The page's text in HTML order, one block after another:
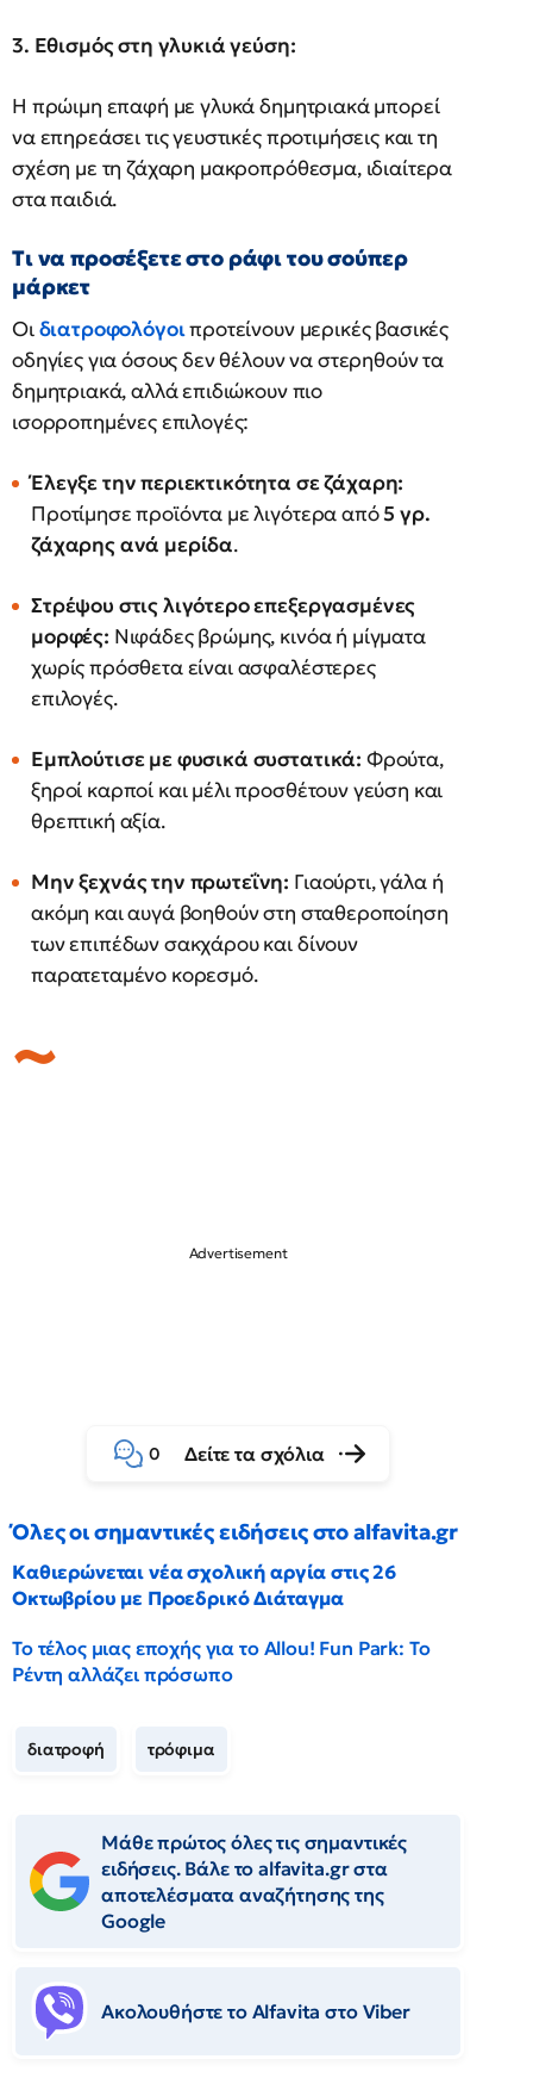
3. Εθισμός στη γλυκιά γεύση:
Η πρώιμη επαφή με γλυκά δημητριακά μπορεί
να επηρεάσει τις γευστικές προτιμήσεις και τη
σχέση με τη ζάχαρη μακροπρόθεσμα, ιδιαίτερα
στα παιδιά.
Τι να προσέξετε στο ράφι του σούπερ
μάρκετ
Οιδιατροφολόγοιπροτείνουν μερικές βασικές
οδηγίες για όσους δεν θέλουν να στερηθούν τα
δημητριακά, αλλά επιδιώκουν πιο
ισορροπημένες επιλογές:
Έλεγξε την περιεκτικότητα σε ζάχαρη:
Προτίμησε προϊόντα με λιγότερα από5 γρ.
ζάχαρης ανά μερίδα.
Στρέψου στις λιγότερο επεξεργασμένες
μορφές: Νιφάδες βρώμης, κινόα ή μίγματα
χωρίς πρόσθετα είναι ασφαλέστερες
επιλογές.
Εμπλούτισε με φυσικά συστατικά: Φρούτα,
ξηροί καρποί και μέλι προσθέτουν γεύση και
θρεπτική αξία.
Μην ξεχνάς την πρωτεΐνη: Γιαούρτι, γάλα ή
ακόμη και αυγά βοηθούν στη σταθεροποίηση
των επιπέδων σακχάρου και δίνουν
παρατεταμένο κορεσμό.
0 Δείτε τα σχόλια
Όλες οι σημαντικές ειδήσεις στο alfavita.gr
Καθιερώνεται νέα σχολική αργία στις 26
Οκτωβρίου με Προεδρικό Διάταγμα
Το τέλος μιας εποχής για το Allou! Fun Park: Το
Ρέντη αλλάζει πρόσωπο
διατροφή τρόφιμα
Μάθε πρώτος όλες τις σημαντικές
ειδήσεις. Βάλε το alfavita.gr στα
αποτελέσματα αναζήτησης της
Google
Ακολουθήστε το Αlfavita στο Viber